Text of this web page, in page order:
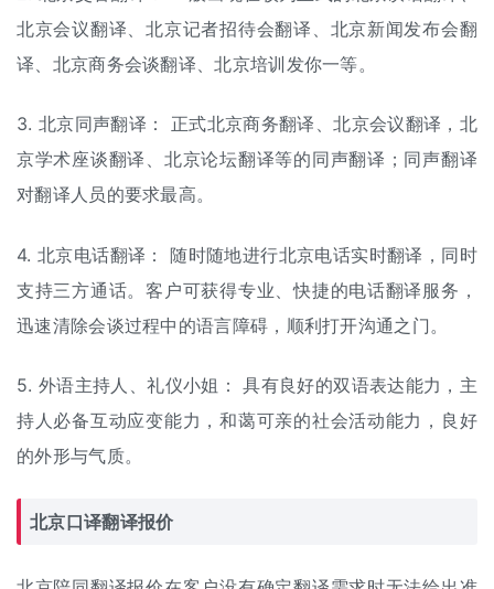
北京会议翻译、北京记者招待会翻译、北京新闻发布会翻
译、北京商务会谈翻译、北京培训发你一等。
3. 北京同声翻译： 正式北京商务翻译、北京会议翻译，北
京学术座谈翻译、北京论坛翻译等的同声翻译；同声翻译
对翻译人员的要求最高。
4. 北京电话翻译： 随时随地进行北京电话实时翻译，同时
支持三方通话。客户可获得专业、快捷的电话翻译服务，
迅速清除会谈过程中的语言障碍，顺利打开沟通之门。
5. 外语主持人、礼仪小姐： 具有良好的双语表达能力，主
持人必备互动应变能力，和蔼可亲的社会活动能力，良好
的外形与气质。
北京口译翻译报价